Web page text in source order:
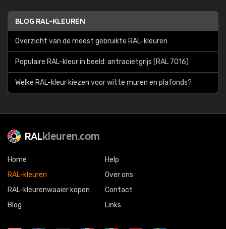
BLOG RAL-KLEUREN
Overzicht van de meest gebruikte RAL-kleuren
Populaire RAL-kleur in beeld: antracietgrijs (RAL 7016)
Welke RAL-kleur kiezen voor witte muren en plafonds?
RALkleuren.com
Home
RAL-kleuren
RAL-kleurenwaaier kopen
Blog
Help
Over ons
Contact
Links